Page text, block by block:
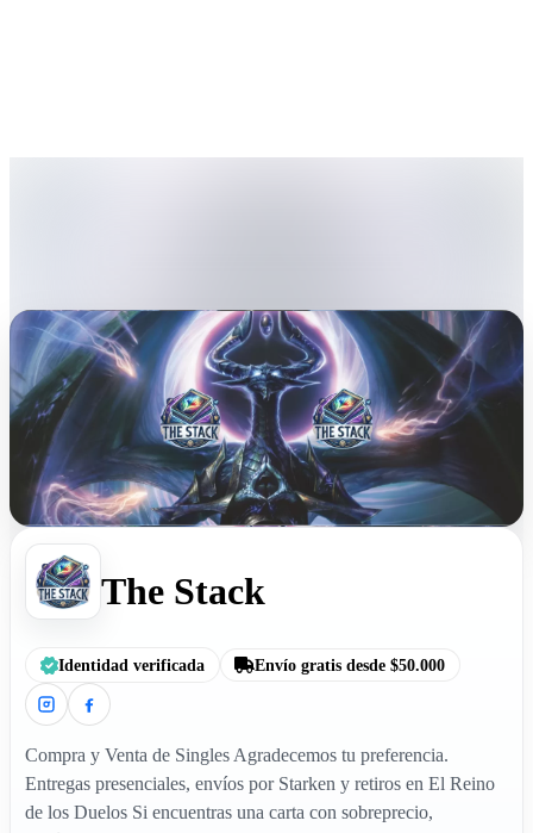
The Stack
Identidad verificada Envío gratis desde $50.000
Compra y Venta de Singles Agradecemos tu preferencia.
Entregas presenciales, envíos por Starken y retiros en El Reino
de los Duelos Si encuentras una carta con sobreprecio,